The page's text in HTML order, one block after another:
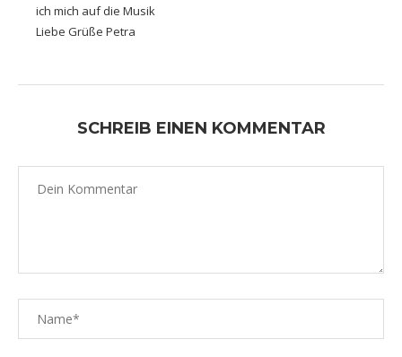
ich mich auf die Musik
Liebe Grüße Petra
SCHREIB EINEN KOMMENTAR